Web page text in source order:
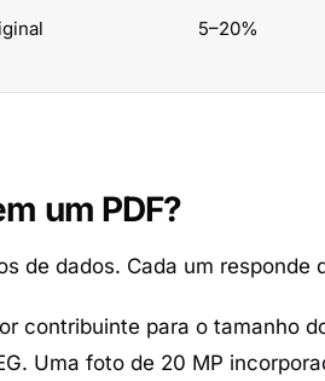
5–20%
um PDF?
de dados. Cada um responde
contribuinte para o tamanho
Uma foto de 20 MP